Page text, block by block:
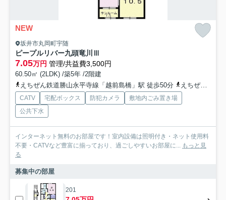
NEW
坂井市丸岡町宇随
ピープルリバー九頭竜川Ⅲ
7.05万円 管理/共益費3,500円
60.50㎡ (2LDK) /築5年 /2階建
えちぜん鉄道勝山永平寺線「越前島橋」駅 徒歩50分
えちぜん鉄道勝山永平寺線「東藤島」駅 徒歩58分
CATV 宅配ボックス 防犯カメラ
敷地内ごみ置き場
公共下水
インターネット無料のお部屋です！室内設備は照明付き・ネット使用料
不要・CATVなど豊富に揃っており、過ごしやすいお部屋に...
もっと見
る
募集中の部屋
201